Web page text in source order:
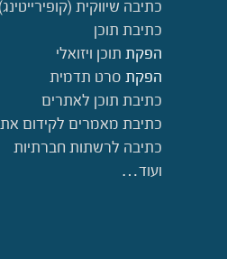
כתיבה שיווקית (קופירייטינג)
כתיבת תוכן
הפקת תוכן ויזואלי
הפקת סרט תדמית
כתיבת תוכן לאתרים
כתיבת מאמרים לקידום
כתיבה לרשתות חברתיות
ועוד…